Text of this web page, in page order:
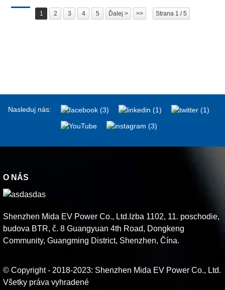
1 2 3 4 5 Ďalej > >> Strana 1 / 5
Nasleduj nás:
O NÁS
Shenzhen Mida EV Power Co., Ltd.Izba 1102, 11. poschodie,
budova BTR, č. 8 Guangyuan 4th Road, Dongkeng
Community, Guangming District, Shenzhen, Čína.
© Copyright - 2018-2023: Shenzhen Mida EV Power Co., Ltd.
Všetky práva vyhradené